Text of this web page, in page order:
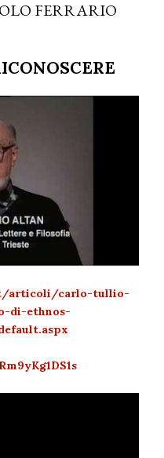
FERRARIO
articoli/carlo-tullio-
di-ethnos-